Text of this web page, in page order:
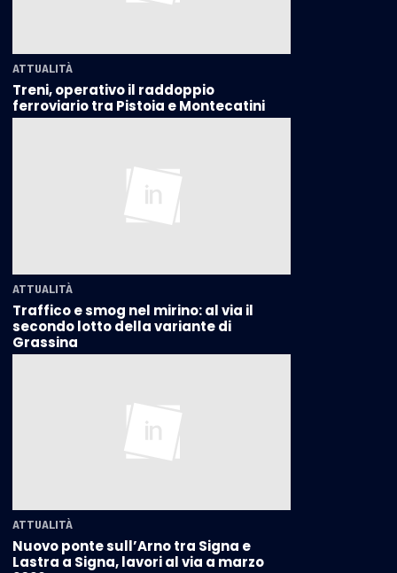
ATTUALITÀ
Treni, operativo il raddoppio
ferroviario tra Pistoia e Montecatini
ATTUALITÀ
Traffico e smog nel mirino: al via il
secondo lotto della variante di
Grassina
ATTUALITÀ
Nuovo ponte sull’Arno tra Signa e
Lastra a Signa, lavori al via a marzo